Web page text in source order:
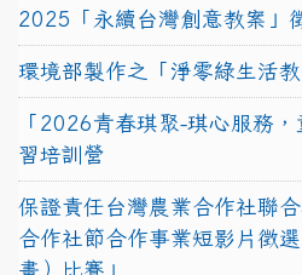
2025「永續台灣創意教案」
環境部製作之「淨零綠生活教
「2026青春琪聚-琪心服務
習培訓營
保證責任台灣農業合作社聯
合作社節合作事業短影片徵
畫）比賽」